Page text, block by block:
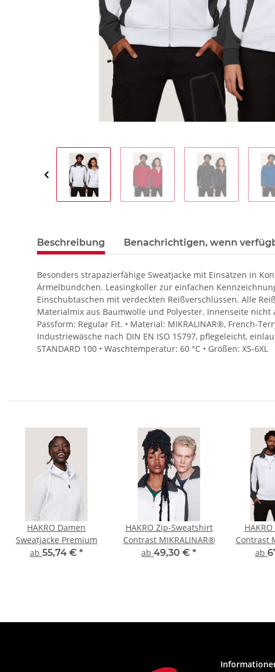
Beschreibung Benachrichtigen, wenn
Besonders strapazierfähige Sweatjacke mit Einsätzen in
Ärmelbündchen. Leasingkoller zur einfachen
Einschubtaschen mit verdeckten Reißverschlüssen. Alle
Materialmix aus Baumwolle und Polyester. Innenseite
Passform: Regular Fit. • Material: MIKRALINAR®, French-
Industriewäsche nach DIN EN ISO 15797, pflegeleicht,
STANDARD 100 • Waschtemperatur: 60 °C • Größen: XS-6XL
HAKRO Damen
Sweatjacke Premium
ab 55,74 € *
HAKRO Zip-Sweatshirt
Contrast MIKRALINAR®
ab 49,30 € *
Contrast
ab